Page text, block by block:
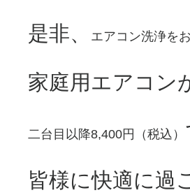
是非、
エアコン洗浄を
家庭用エアコン
二台目以降8,400円（税込）
皆様に快適に過